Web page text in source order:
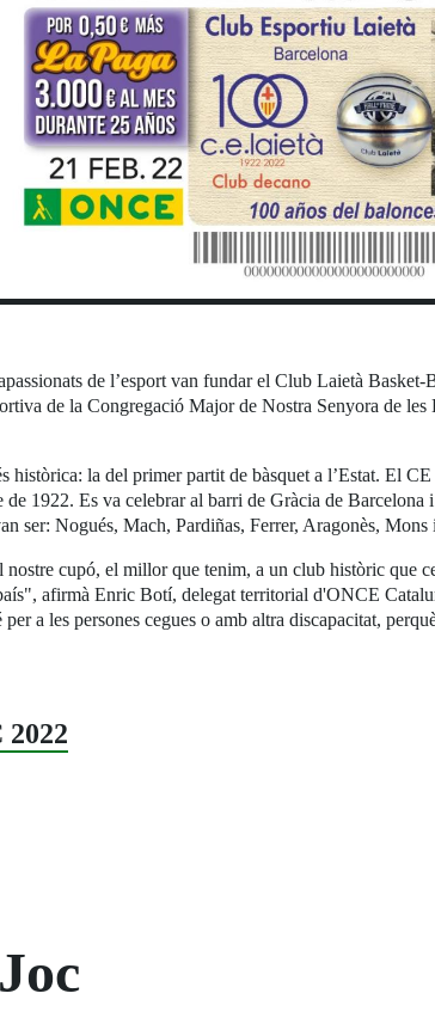
de l’esport van fundar el Club Laietà
de la Congregació Major de Nostra Senyora de
històrica: la del primer partit de bàsquet a l’Estat. El
de 1922. Es va celebrar al barri de Gràcia de
ser: Nogués, Mach, Pardiñas, Ferrer, Aragonès, Mons
cupó, el millor que tenim, a un club històric que
afirmà Enric Botí, delegat territorial d'ONCE
a les persones cegues o amb altra discapacitat,